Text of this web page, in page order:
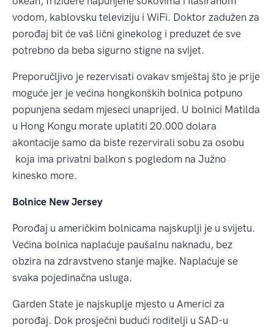
vodom, kablovsku televiziju i WiFi. Doktor zadužen za
porođaj bit će vaš lični ginekolog i preduzet će sve
potrebno da beba sigurno stigne na svijet.
Preporučljivo je rezervisati ovakav smještaj što je prije
moguće jer je većina hongkonških bolnica potpuno
popunjena sedam mjeseci unaprijed. U bolnici Matilda
u Hong Kongu morate uplatiti 20.000 dolara
akontacije samo da biste rezervirali sobu za osobu
koja ima privatni balkon s pogledom na Južno
kinesko more.
Bolnice New Jersey
Porođaj u američkim bolnicama najskuplji je u svijetu.
Većina bolnica naplaćuje paušalnu naknadu, bez
obzira na zdravstveno stanje majke. Naplaćuje se
svaka pojedinačna usluga.
Garden State je najskuplje mjesto u Americi za
porođaj. Dok prosječni budući roditelji u SAD-u